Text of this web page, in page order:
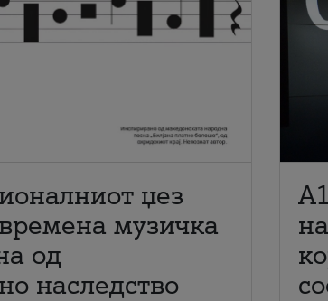
џез
музичка
од
наследство